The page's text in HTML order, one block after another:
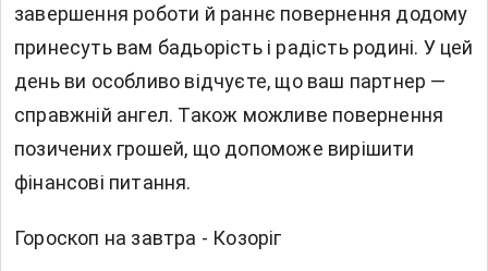
завершення роботи й раннє повернення додому
принесуть вам бадьорість і радість родині. У цей
день ви особливо відчуєте, що ваш партнер —
справжній ангел. Також можливе повернення
позичених грошей, що допоможе вирішити
фінансові питання.
Гороскоп на завтра - Козоріг